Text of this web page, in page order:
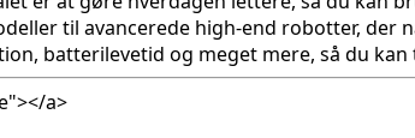
til avancerede high-end robotter,
batterilevetid og meget mere, så du
a>